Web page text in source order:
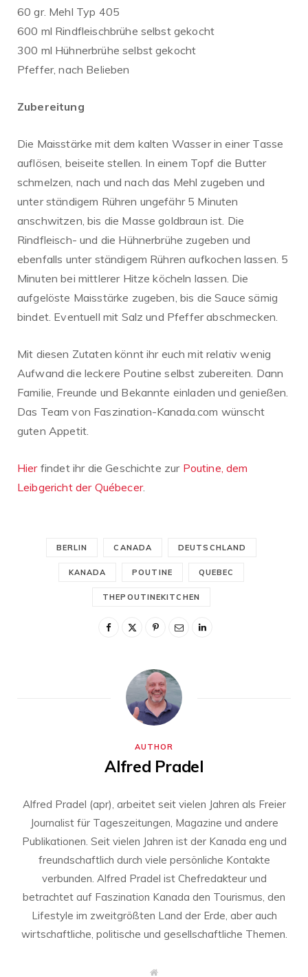
60 gr. Mehl Typ 405
600 ml Rindfleischbrühe selbst gekocht
300 ml Hühnerbrühe selbst gekocht
Pfeffer, nach Belieben
Zubereitung
Die Maisstärke mit dem kalten Wasser in einer Tasse
auflösen, beiseite stellen. In einem Topf die Butter
schmelzen, nach und nach das Mehl zugeben und
unter ständigem Rühren ungefähr 5 Minuten
anschwitzen, bis die Masse goldbraun ist. Die
Rindfleisch- und die Hühnerbrühe zugeben und
ebenfalls unter ständigem Rühren aufkochen lassen. 5
Minuten bei mittlerer Hitze köcheln lassen. Die
aufgelöste Maisstärke zugeben, bis die Sauce sämig
bindet. Eventuell mit Salz und Pfeffer abschmecken.
Mit diesen Zutaten könnt ihr euch mit relativ wenig
Aufwand die leckere Poutine selbst zubereiten. Dann
Familie, Freunde und Bekannte einladen und genießen.
Das Team von Faszination-Kanada.com wünscht
guten Appetit.
Hierfindet ihr die Geschichte zur Poutine, dem
Leibgericht der Québecer.
BERLIN CANADA DEUTSCHLAND
KANADA POUTINE QUEBEC
THEPOUTINEKITCHEN
AUTHOR
Alfred Pradel
Alfred Pradel (apr), arbeitet seit vielen Jahren als Freier
Journalist für Tageszeitungen, Magazine und andere
Publikationen. Seit vielen Jahren ist der Kanada eng und
freundschaftlich durch viele persönliche Kontakte
verbunden. Alfred Pradel ist Chefredakteur und
betrachtet auf Faszination Kanada den Tourismus, den
Lifestyle im zweitgrößten Land der Erde, aber auch
wirtschaftliche, politische und gesellschaftliche Themen.
W